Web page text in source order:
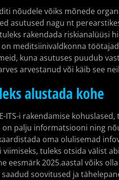
nõudele võiks mõnede
asutused nagu nt
rakendada riskianalüüsi
meditsiinivaldkonna
kuna asutuses puudub
arvestanud või käib see
alustada kohe
ITS-i rakendamise
on palju informatsiooni ning
oma olulisemad
tuleks otsida välist
eesmärk 2025.aastal võiks
soovitused ja